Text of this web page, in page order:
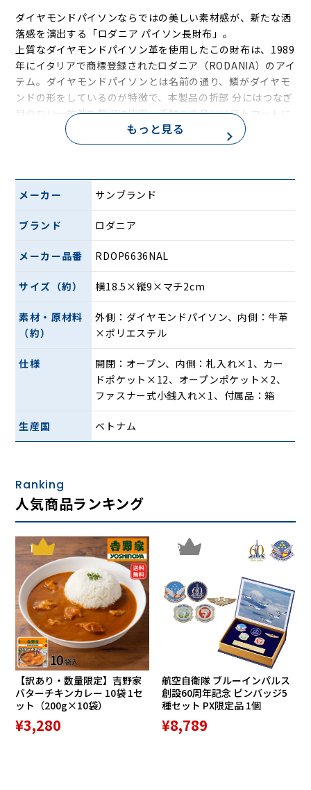
ダイヤモンドパイソンならではの美しい素材感が、新たな洒
落感を演出する――「ロダニア パイソン長財布」。
上質なダイヤモンドパイソン革を使用したこの財布は、1989
年にイタリアで商標登録されたロダニア（RODANIA）のアイ
テム。ダイヤモンドパイソンとは名前の通り、鱗がダイヤモ
ンドの形をしているのが特徴で、本製品の折部 分にはつなぎ
目のない一枚革を贅沢に使用。手触りの良いソフトマットに
仕上げています。
美しさだけでなく実用性も兼ね備えており、札入れに加えて2
つのオープンポケット、ファスナー式小銭入れ、さらに12枚
のカードポケットと収納力もバツグン。
エキゾチックレザーの醍醐味、経年変化によって生まれる
「味」も楽しむことができ、使い込むごとに光沢が増してい
品格と金運を上げてくれるであろう天然蛇革を使用した「本
物を求める大人」のための長財布。カラーはブラック、グリ
ーン、ナチュラルの3色展開です。
もっと見る
メーカー サンブランド
ブランド ロダニア
メーカー品番 RDOP6636NAL
サイズ（約） 横18.5×縦9×マチ2cm
素材・原材料
（約）
外側：ダイヤモンドパイソン、内側：牛革
×ポリエステル
仕様
開閉：オープン、内側：札入れ×1、カー
ドポケット×12、オープンポケット×2、
ファスナー式小銭入れ×1、付属品：箱
生産国 ベトナム
Ranking
人気商品ランキング
1
【訳あり・数量限定】吉野家
バターチキンカレー 10袋 1セ
ット（200g×10袋）
¥3,280
2
航空自衛隊 ブルーインパルス
創設60周年記念 ピンバッジ5
種セット PX限定品 1個
¥8,789